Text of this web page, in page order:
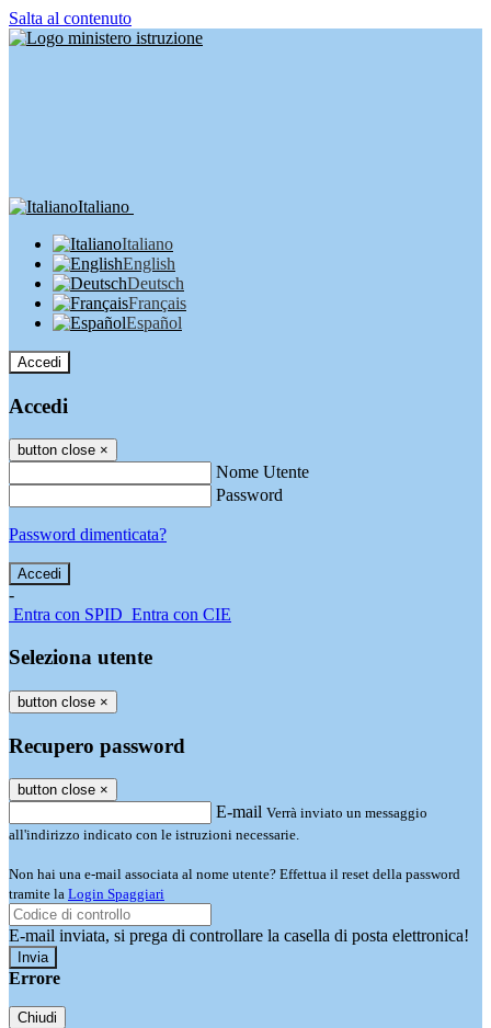
Salta al contenuto
Italiano
Italiano
English
Deutsch
Français
Español
Accedi
Accedi
button close ×
Nome Utente
Password
Password dimenticata?
-
Entra con SPID Entra con CIE
Seleziona utente
button close ×
Recupero password
button close ×
E-mail Verrà inviato un messaggio
all'indirizzo indicato con le istruzioni necessarie.
Non hai una e-mail associata al nome utente? Effettua il reset della password
tramite la Login Spaggiari
E-mail inviata, si prega di controllare la casella di posta elettronica!
Errore
Chiudi